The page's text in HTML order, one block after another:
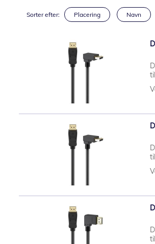
Sorter efter: Placering Navn